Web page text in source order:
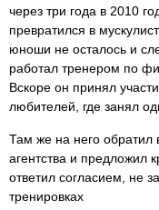
через три года в 2010
превратился в
юноши не осталось и
работал тренером по
Вскоре он принял
любителей, где занял
Там же на него обратил
агентства и предложил
ответил согласием, не
тренировках